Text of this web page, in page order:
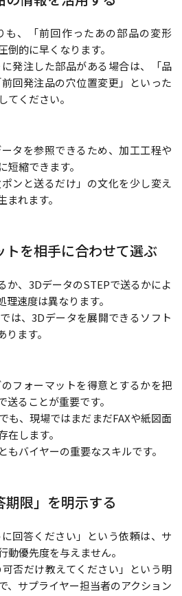
も、「前回作ったあの部品の変形
倒的に早くなります。
発注した部品がある場合は、「品
回発注品の穴位置変更」といった
てください。
タを参照できるため、加工工程や
縮できます。
ンと送るだけ」の文化を少し変え
れます。
トを相手に合わせて選ぶ
か、3DデータのSTEPで送るかによ
理速度は異なります。
は、3Dデータを展開できるソフト
ます。
フォーマットを得意とするかを把
ることが重要です。
も、現場ではまだまだFAXや紙図面
在します。
バイヤーの重要なスキルです。
期限」を明示する
回答ください」という依頼は、サ
動優先度を与えません。
可否だけ教えてください」という明
、サプライヤー担当者のアクション